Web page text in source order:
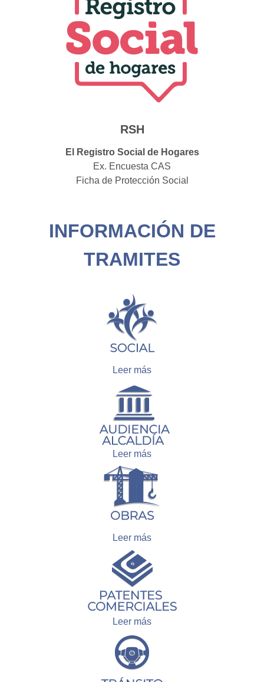
RSH
El Registro Social de Hogares
Ex. Encuesta CAS
Ficha de Protección Social
INFORMACIÓN DE
TRAMITES
Leer más
Leer más
Leer más
Leer más